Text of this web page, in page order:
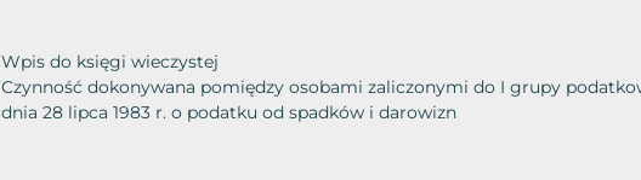
Wpis do księgi wieczystej
Czynność dokonywana pomiędzy osobami zaliczonymi do I grupy
dnia 28 lipca 1983 r. o podatku od spadków i darowizn